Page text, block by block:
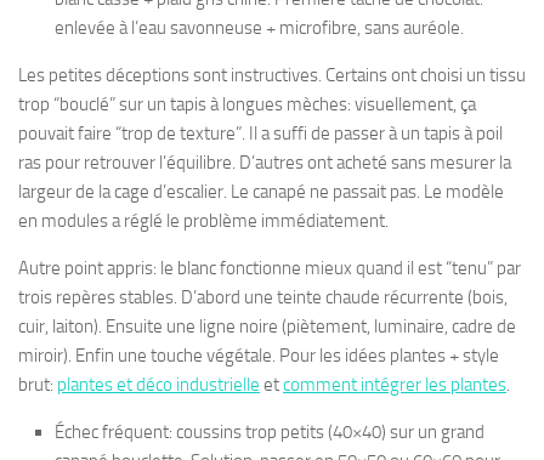
enlevée à l’eau savonneuse + microfibre, sans auréole.
Les petites déceptions sont instructives. Certains ont choisi un tissu
trop “bouclé” sur un tapis à longues mèches: visuellement, ça
pouvait faire “trop de texture”. Il a suffi de passer à un tapis à poil
ras pour retrouver l’équilibre. D’autres ont acheté sans mesurer la
largeur de la cage d’escalier. Le canapé ne passait pas. Le modèle
en modules a réglé le problème immédiatement.
Autre point appris: le blanc fonctionne mieux quand il est “tenu” par
trois repères stables. D’abord une teinte chaude récurrente (bois,
cuir, laiton). Ensuite une ligne noire (piètement, luminaire, cadre de
miroir). Enfin une touche végétale. Pour les idées plantes + style
brut: plantes et déco industrielle etcomment intégrer les plantes.
Échec fréquent: coussins trop petits (40×40) sur un grand